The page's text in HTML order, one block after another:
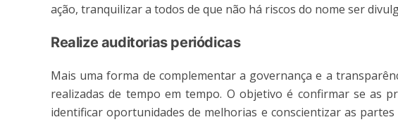
ação, tranquilizar a todos de que não há riscos do nome ser
Realize auditorias periódicas
Mais uma forma de complementar a governança e a
realizadas de tempo em tempo. O objetivo é confirmar se as
identificar oportunidades de melhorias e conscientizar as